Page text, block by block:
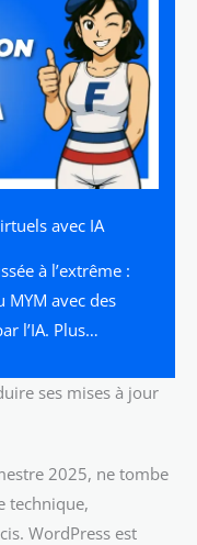
avec IA
à l’extrême :
MYM avec des
l’IA. Plus…
ses mises à jour
2025, ne tombe
technique,
WordPress est